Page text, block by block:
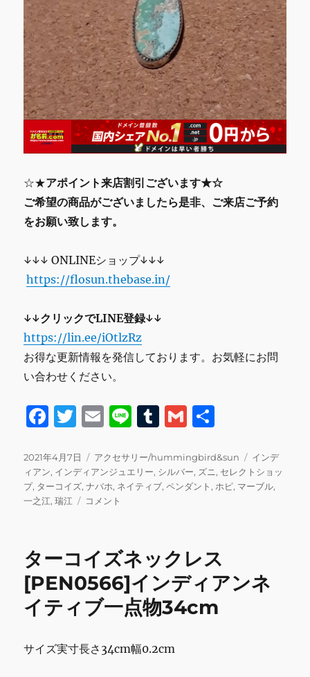
☆★アポイント来店割引ございます★☆
ご希望の商品がございましたら是非、ご来店ご予約
をお願い致します。
↓↓↓ ONLINEショップ↓↓↓
https://flosun.thebase.in/
↓↓クリックでLINE登録↓↓
https://lin.ee/iOtlzRz
お得な更新情報を発信しております。お気軽にお問
い合わせください。
F
c
e
b
o
k
T
it
te
r
E
ai
l
Li
e
T
m
bl
G
ai
l
投
稿
日:
2021年4月7日
カ
テ
ゴ
リ
アクセサリー/hummingbird&sun
タ
グ
インデ
ィアン, インディアンジュエリー, シルバー, ズニ , セレクトショッ
プ, ターコイズ,ナバホ, ネイティブ,ペンダント , ホピ, マーブル,
一之江,瑞江
タ
ズ
ー
ブ
ル
ル
コメント
ターコイズネックレス
[PEN0566]インディアンネ
イティブ一点物34cm
サイズ実寸長さ34cm幅0.2cm